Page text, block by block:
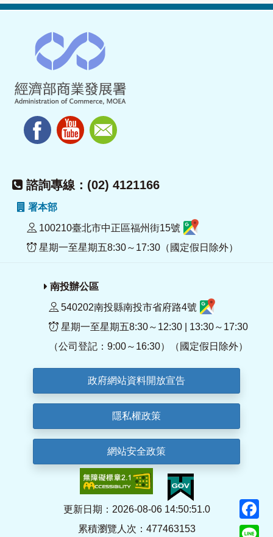
諮詢專線：(02) 4121166
署本部
100210臺北市中正區福州街15號
星期一至星期五8:30～17:30（國定假日除外）
南投辦公區
540202南投縣南投市省府路4號
星期一至星期五8:30～12:30 | 13:30～17:30
（公司登記：9:00～16:30）（國定假日除外）
政府網站資料開放宣告
隱私權政策
網站安全政策
更新日期：2026-08-06 14:50:51.0
累積瀏覽人次：477463153